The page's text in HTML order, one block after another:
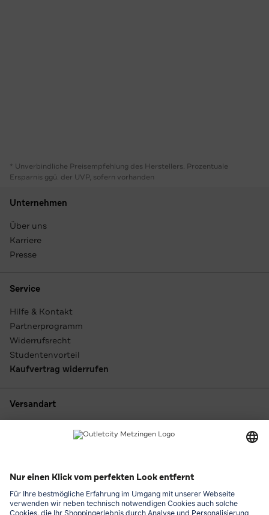
* Unverbindliche Preisempfehlung des Herstellers. Prozentuale
Ersparnis ggü. der UVP, sofern vorhanden
Unternehmen
Über uns
Karriere
Presse
Service
Hilfe & Kontakt
Partnerprogramm
Widerrufsrecht
Studentenvorteil
Kaufvertrag widerrufen
Versandart